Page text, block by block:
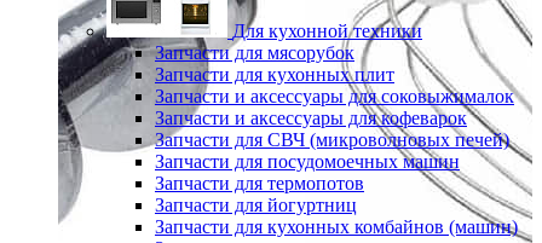
Для кухонной техники
Запчасти для мясорубок
Запчасти для кухонных плит
Запчасти и аксессуары для соковыжималок
Запчасти и аксессуары для кофеварок
Запчасти для СВЧ (микроволновых печей)
Запчасти для посудомоечных машин
Запчасти для термопотов
Запчасти для йогуртниц
Запчасти для кухонных комбайнов (машин)